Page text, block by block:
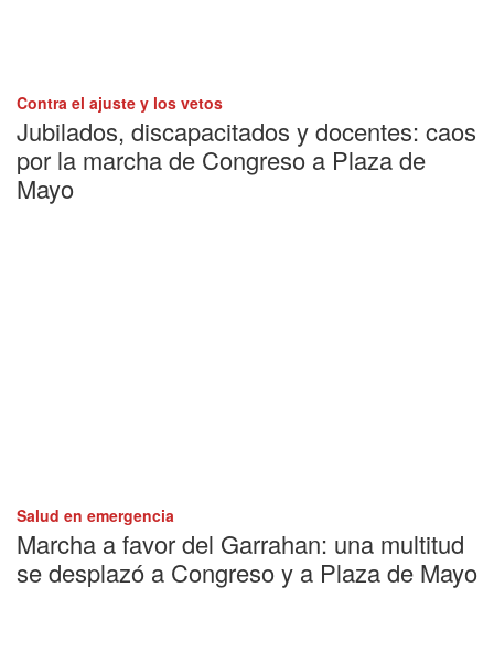
Contra el ajuste y los vetos
Jubilados, discapacitados y docentes: caos
por la marcha de Congreso a Plaza de
Mayo
Salud en emergencia
Marcha a favor del Garrahan: una multitud
se desplazó a Congreso y a Plaza de Mayo